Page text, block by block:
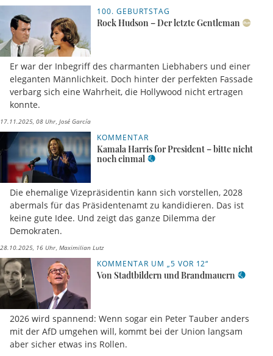
100. GEBURTSTAG
Rock Hudson – Der letzte Gentleman
Er war der Inbegriff des charmanten Liebhabers und einer
eleganten Männlichkeit. Doch hinter der perfekten Fassade
verbarg sich eine Wahrheit, die Hollywood nicht ertragen
konnte.
17.11.2025, 08 Uhr José García
KOMMENTAR
Kamala Harris for President – bitte nicht
noch einmal
Die ehemalige Vizepräsidentin kann sich vorstellen, 2028
abermals für das Präsidentenamt zu kandidieren. Das ist
keine gute Idee. Und zeigt das ganze Dilemma der
Demokraten.
28.10.2025, 16 Uhr Maximilian Lutz
KOMMENTAR UM „5 VOR 12“
Von Stadtbildern und Brandmauern
2026 wird spannend: Wenn sogar ein Peter Tauber anders
mit der AfD umgehen will, kommt bei der Union langsam
aber sicher etwas ins Rollen.